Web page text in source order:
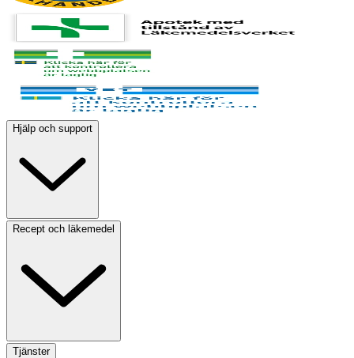
Hjälp och support
Recept och läkemedel
Tjänster